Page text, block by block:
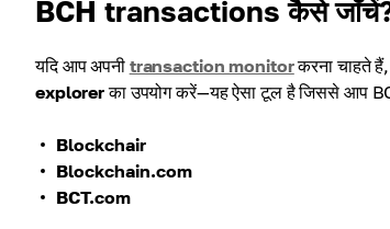
BCH transactions कैसे
यदि आप अपनी transaction monitorकरना चाहते
explorerका उपयोग करें—यह ऐसा टूल है जिससे आप
Blockchair
Blockchain.com
BCT.com